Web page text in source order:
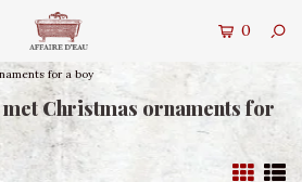
0
for a boy
Christmas ornaments for